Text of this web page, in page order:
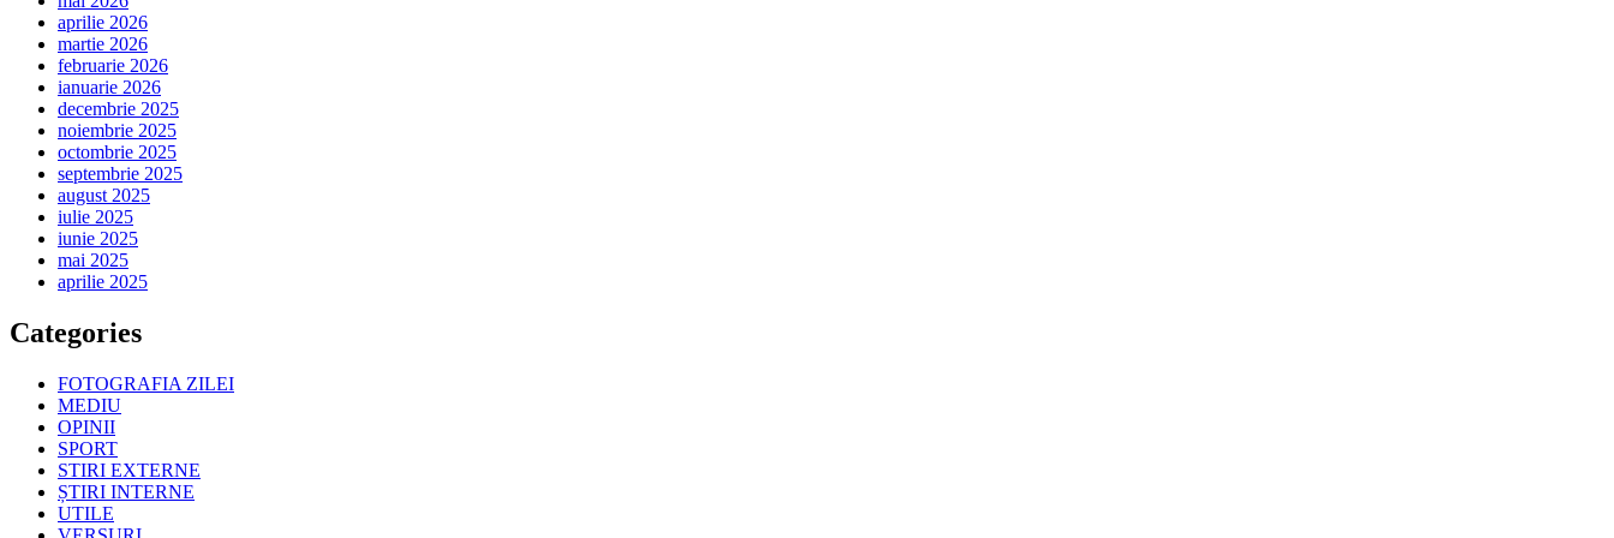
aprilie 2026
martie 2026
februarie 2026
ianuarie 2026
decembrie 2025
noiembrie 2025
octombrie 2025
septembrie 2025
august 2025
iulie 2025
iunie 2025
mai 2025
aprilie 2025
Categories
FOTOGRAFIA ZILEI
MEDIU
OPINII
SPORT
STIRI EXTERNE
ȘTIRI INTERNE
UTILE